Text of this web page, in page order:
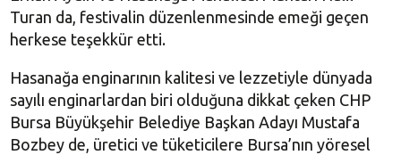
Turan da, festivalin düzenlenmesinde emeği geçen
herkese teşekkür etti.
Hasanağa enginarının kalitesi ve lezzetiyle dünyada
sayılı enginarlardan biri olduğuna dikkat çeken CHP
Bursa Büyükşehir Belediye Başkan Adayı Mustafa
Bozbey de, üretici ve tüketicilere Bursa’nın yöresel